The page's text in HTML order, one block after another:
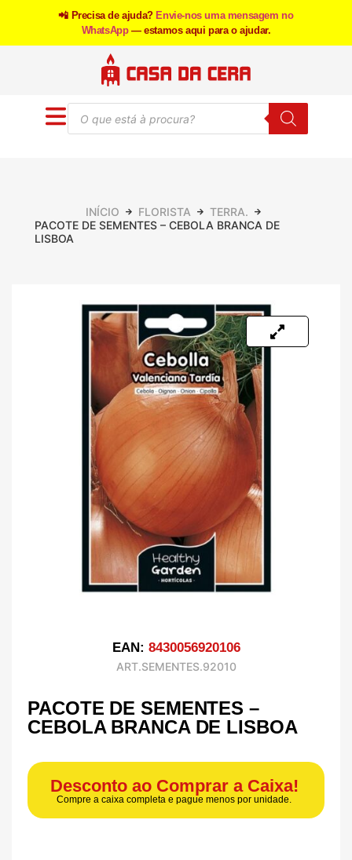
📲 Precisa de ajuda? Envie-nos uma mensagem no
WhatsApp — estamos aqui para o ajudar.
INÍCIO FLORISTA
TERRA.
PACOTE DE SEMENTES – CEBOLA BRANCA DE
LISBOA
EAN: 8430056920106
ART.SEMENTES.92010
PACOTE DE SEMENTES –
CEBOLA BRANCA DE LISBOA
Desconto ao Comprar a Caixa!
Compre a caixa completa e pague menos por unidade.